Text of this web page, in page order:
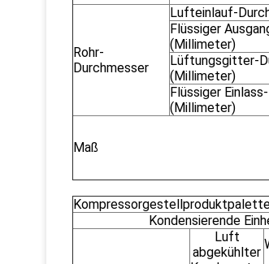
Rohr-
Durchmesser
Lufteinlauf-
Flüssiger
(Millimeter)
Lüftungsgitter-
(Millimeter)
Flüssiger
(Millimeter)
Maß
Kondensierende
Luft
abgekühlter